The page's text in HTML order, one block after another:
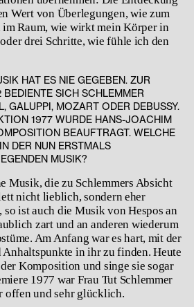
Wert von Überlegungen, wie zum
Raum, wie wirkt mein Körper in
drei Schritte, wie fühle ich den
HAT ES NIE GEGEBEN. ZUR
SICH SCHLEMMER
GALUPPI, MOZART ODER DEBUSSY.
1977 WURDE HANS-JOACHIM
BEAUFTRAGT. WELCHE
DER NUN ERSTMALS
MUSIK?
Musik, die zu Schlemmers Absicht
nicht lieblich, sondern eher
so ist auch die Musik von Hespos an
zart und an anderen wiederum
Am Anfang war es hart, mit der
in ihr zu finden. Heute
Komposition und singe sie sogar
1977 war Frau Tut Schlemmer
offen und sehr glücklich.